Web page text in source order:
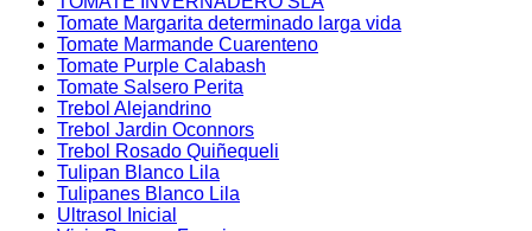
Tomate Margarita determinado larga vida
Tomate Marmande Cuarenteno
Tomate Purple Calabash
Tomate Salsero Perita
Trebol Alejandrino
Trebol Jardin Oconnors
Trebol Rosado Quiñequeli
Tulipan Blanco Lila
Tulipanes Blanco Lila
Ultrasol Inicial